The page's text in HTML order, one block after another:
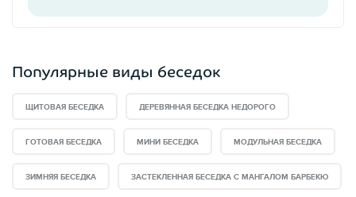
Популярные виды беседок
ЩИТОВАЯ БЕСЕДКА ДЕРЕВЯННАЯ БЕСЕДКА НЕДОРОГО
ГОТОВАЯ БЕСЕДКА МИНИ БЕСЕДКА МОДУЛЬНАЯ БЕСЕДКА
ЗИМНЯЯ БЕСЕДКА ЗАСТЕКЛЕННАЯ БЕСЕДКА С МАНГАЛОМ БАРБЕКЮ